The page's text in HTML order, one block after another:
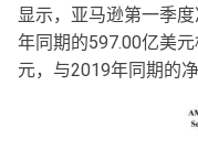
显示，亚马逊第一季
年同期的597.00亿美
元，与2019年同期的